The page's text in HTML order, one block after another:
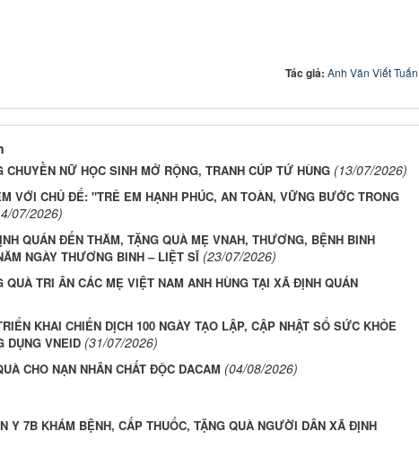
Tác giả: Anh Văn Viết Tuấn
CHUYỀN NỮ HỌC SINH MỞ RỘNG, TRANH CÚP TỨ HÙNG (13/07/2026)
VỚI CHỦ ĐỂ: "TRẺ EM HẠNH PHÚC, AN TOÀN, VỮNG BƯỚC TRONG
07/2026)
QUÁN ĐẾN THĂM, TẶNG QUÀ MẸ VNAH, THƯƠNG, BỆNH BINH
NGÀY THƯƠNG BINH – LIỆT SĨ (23/07/2026)
QUÀ TRI ÂN CÁC MẸ VIỆT NAM ANH HÙNG TẠI XÃ ĐỊNH QUÁN
KHAI CHIẾN DỊCH 100 NGÀY TẠO LẬP, CẬP NHẬT SỔ SỨC KHỎE
DỤNG VNEID (31/07/2026)
CHO NẠN NHÂN CHẤT ĐỘC DACAM (04/08/2026)
Y 7B KHÁM BỆNH, CẤP THUỐC, TẶNG QUÀ NGƯỜI DÂN XÃ ĐỊNH